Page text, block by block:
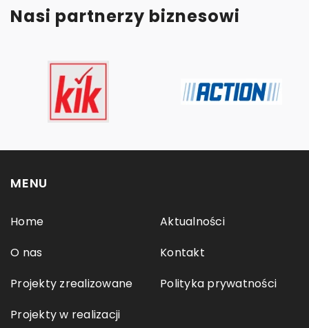
Nasi partnerzy biznesowi
MENU
Home
O nas
Projekty zrealizowane
Projekty w realizacji
Aktualności
Kontakt
Polityka prywatności